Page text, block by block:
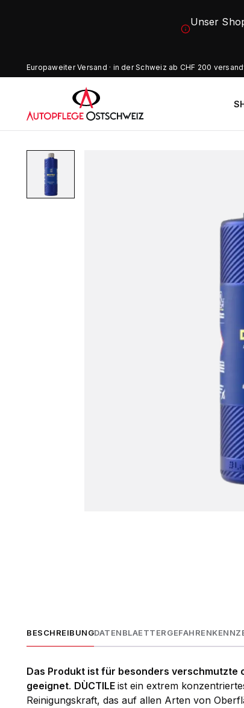
Unser
Europaweiter Versand · in der Schweiz ab CHF 200
BESCHREIBUNGDATENBLAETTER
Das Produkt ist für besonders verschmutzte
geeignet. DÙCTILE ist ein extrem
Reinigungskraft, das auf allen Arten von